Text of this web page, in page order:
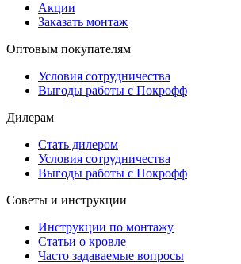
Акции
Заказать монтаж
Оптовым покупателям
Условия сотрудничества
Выгоды работы с Покрофф
Дилерам
Стать дилером
Условия сотрудничества
Выгоды работы с Покрофф
Советы и инструкции
Инструкции по монтажу
Статьи о кровле
Часто задаваемые вопросы